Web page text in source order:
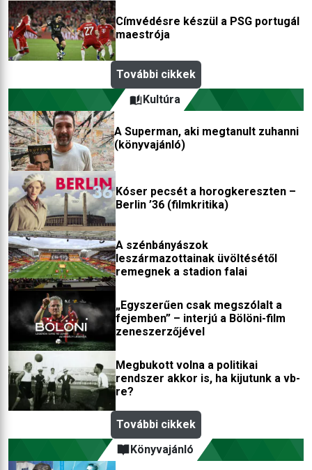
Címvédésre készül a PSG portugál
maestrója
További cikkek
Kultúra
A Superman, aki megtanult zuhanni
(könyvajánló)
Kóser pecsét a horogkereszten –
Berlin ’36 (filmkritika)
A szénbányászok
leszármazottainak üvöltésétől
remegnek a stadion falai
„Egyszerűen csak megszólalt a
fejemben” – interjú a Bölöni-film
zeneszerzőjével
Megbukott volna a politikai
rendszer akkor is, ha kijutunk a vb-
re?
További cikkek
Könyvajánló